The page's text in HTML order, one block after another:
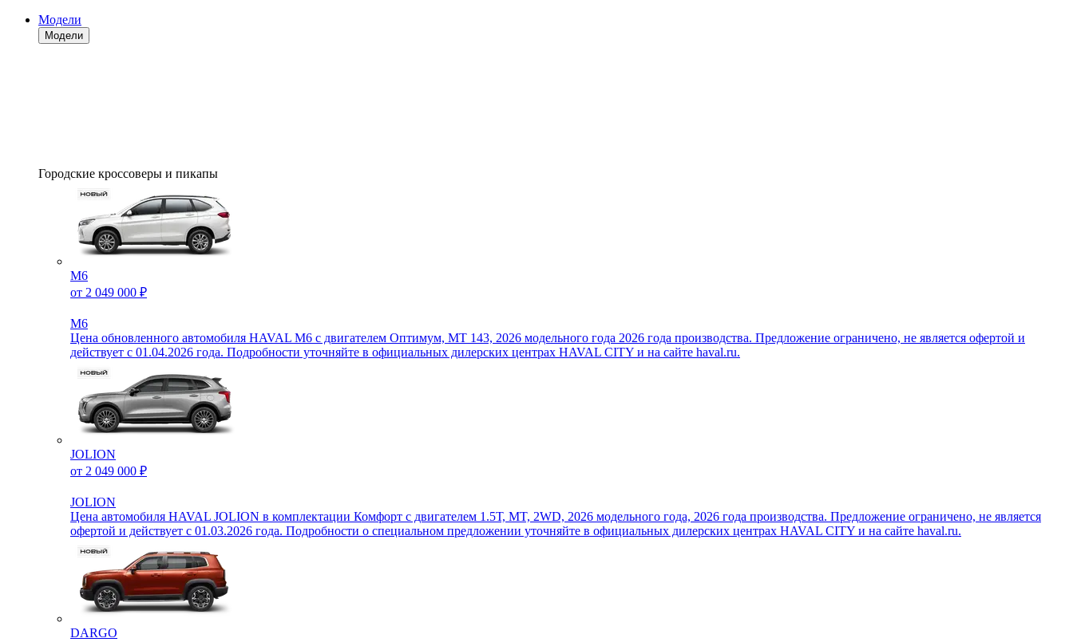
Модели
Модели
Городские кроссоверы и пикапы
M6
от 2 049 000 ₽
M6
Цена обновленного автомобиля HAVAL M6 с двигателем Оптимум, MT 143, 2026 модельного года 2026 года производства. Предложение ограничено, не является офертой и
действует с 01.04.2026 года. Подробности уточняйте в официальных дилерских центрах HAVAL CITY и на сайте haval.ru.
JOLION
от 2 049 000 ₽
JOLION
Цена автомобиля HAVAL JOLION в комплектации Комфорт с двигателем 1.5Т, MT, 2WD, 2026 модельного года, 2026 года производства. Предложение ограничено, не является
офертой и действует с 01.03.2026 года. Подробности о специальном предложении уточняйте в официальных дилерских центрах HAVAL CITY и на сайте haval.ru.
DARGO